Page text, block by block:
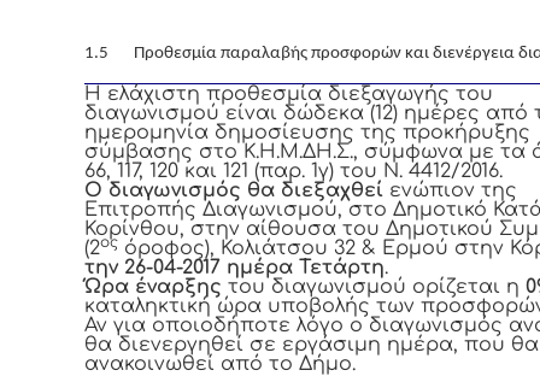
1.5 Προθεσμία παραλαβής προσφορών και διενέργεια
Η ελάχιστη προθεσμία διεξαγωγής του
διαγωνισμού είναι δώδεκα (12) ημέρες από
ημερομηνία δημοσίευσης της προκήρυξης
σύμβασης στο Κ.Η.Μ.ΔΗ.Σ., σύμφωνα με τα
66, 117, 120 και 121 (παρ. 1γ) του Ν. 4412/2016.
Ο διαγωνισμός θα διεξαχθεί ενώπιον της
Επιτροπής Διαγωνισμού, στο Δημοτικό
Κορίνθου, στην αίθουσα του Δημοτικού
(2ος όροφος), Κολιάτσου 32 & Ερμού στην
την 26-04-2017 ημέρα Τετάρτη.
Ώρα έναρξης του διαγωνισμού ορίζεται η
καταληκτική ώρα υποβολής των
Αν για οποιοδήποτε λόγο ο διαγωνισμός
θα διενεργηθεί σε εργάσιμη ημέρα, που θα
ανακοινωθεί από το Δήμο.